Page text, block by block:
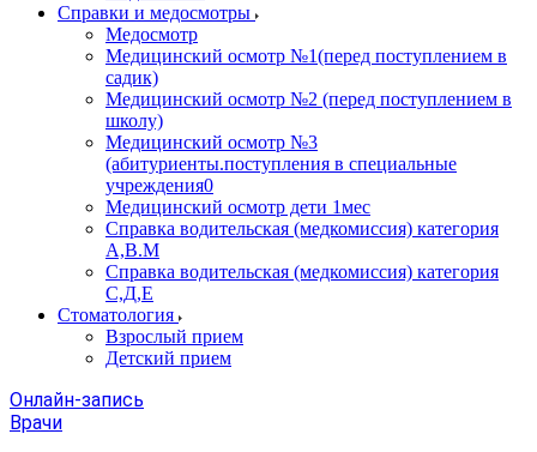
Справки и медосмотры
Медосмотр
Медицинский осмотр №1(перед поступлением в
садик)
Медицинский осмотр №2 (перед поступлением в
школу)
Медицинский осмотр №3
(абитуриенты.поступления в специальные
учреждения0
Медицинский осмотр дети 1мес
Справка водительская (медкомиссия) категория
А,В.М
Справка водительская (медкомиссия) категория
С,Д,Е
Стоматология
Взрослый прием
Детский прием
Онлайн-запись
Врачи